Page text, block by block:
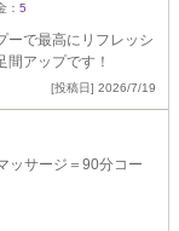
： 5
ーで最高にリフレッシ
アップです！
[投稿日] 2026/7/19
ッサージ＝90分コー